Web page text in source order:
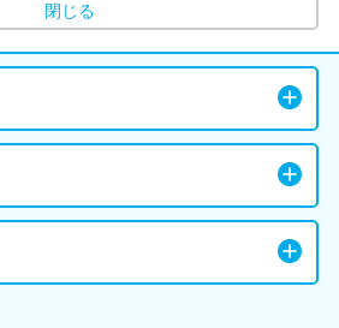
閉じる